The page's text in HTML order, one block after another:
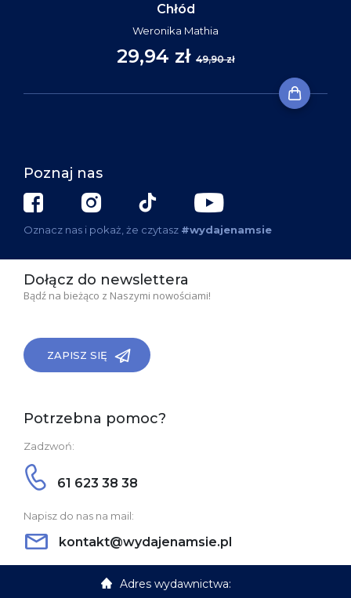
Chłód
Weronika Mathia
29,94 zł 49,90 zł
Poznaj nas
Oznacz nas i pokaż, że czytasz #wydajenamsie
Dołącz do newslettera
Bądź na bieżąco z Naszymi nowościami!
ZAPISZ SIĘ
Potrzebna pomoc?
Zadzwoń:
61 623 38 38
Napisz do nas na mail:
kontakt@wydajenamsie.pl
Adres wydawnictwa: